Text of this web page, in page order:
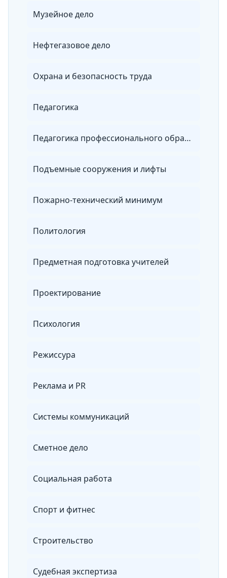
Музейное дело
Нефтегазовое дело
Охрана и безопасность труда
Педагогика
Педагогика профессионального образования
Подъемные сооружения и лифты
Пожарно-технический минимум
Политология
Предметная подготовка учителей
Проектирование
Психология
Режиссура
Реклама и PR
Системы коммуникаций
Сметное дело
Социальная работа
Спорт и фитнес
Строительство
Судебная экспертиза